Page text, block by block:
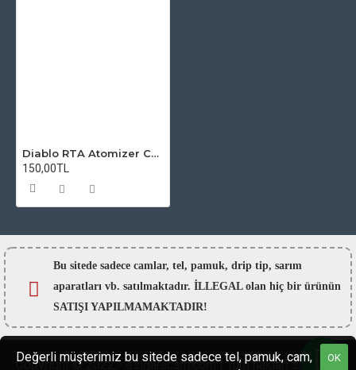
Diablo RTA Atomizer Camı
150,00TL
Bu sitede sadece camlar, tel, pamuk, drip tip, sarım
aparatları vb. satılmaktadır. İLLEGAL olan hiç bir ürünün
SATIŞI YAPILMAMAKTADIR!
Copyright © 2022 - esigaracam.com | Tüm hakları saklıdır.OK
Değerli müşterimiz bu sitede sadece tel, pamuk, cam,